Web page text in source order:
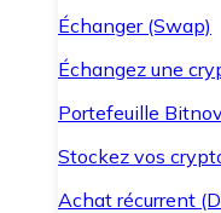
Échanger (Swap)
Échangez une
Portefeuille
Stockez vos
Achat récurrent